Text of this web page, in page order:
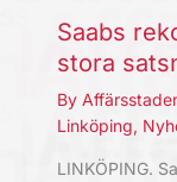
Saabs
stora
By
Linköping,
LINKÖPING.